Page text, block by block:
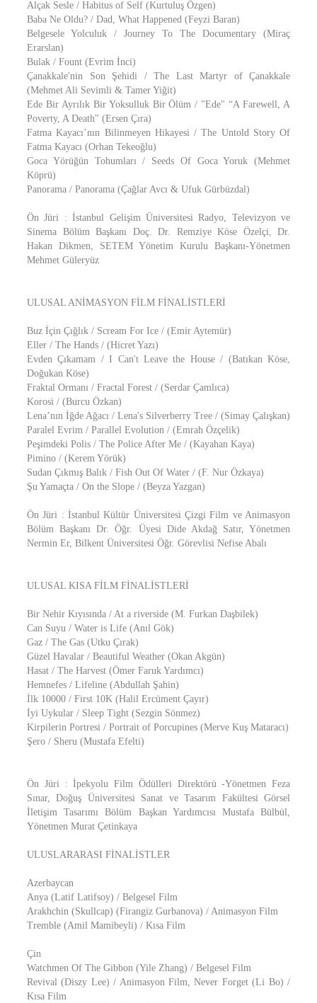
Alçak Sesle / Habitus of Self (Kurtuluş Özgen)
Baba Ne Oldu? / Dad, What Happened (Feyzi Baran)
Belgesele Yolculuk / Journey To The Documentary (Miraç
Erarslan)
Bulak / Fount (Evrim İnci)
Çanakkale'nin Son Şehidi / The Last Martyr of Çanakkale
(Mehmet Ali Sevimli & Tamer Yiğit)
Ede Bir Ayrılık Bir Yoksulluk Bir Ölüm / "Ede" “A Farewell, A
Poverty, A Death" (Ersen Çıra)
Fatma Kayacı’nın Bilinmeyen Hikayesi / The Untold Story Of
Fatma Kayacı (Orhan Tekeoğlu)
Goca Yörüğün Tohumları / Seeds Of Goca Yoruk (Mehmet
Köprü)
Panorama / Panorama (Çağlar Avcı & Ufuk Gürbüzdal)
Ön Jüri : İstanbul Gelişim Üniversitesi Radyo, Televizyon ve
Sinema Bölüm Başkanı Doç. Dr. Remziye Köse Özelçi, Dr.
Hakan Dikmen, SETEM Yönetim Kurulu Başkanı-Yönetmen
Mehmet Güleryüz
ULUSAL ANİMASYON FİLM FİNALİSTLERİ
Buz İçin Çığlık / Scream For Ice / (Emir Aytemür)
Eller / The Hands / (Hicret Yazı)
Evden Çıkamam / I Can't Leave the House / (Batıkan Köse,
Doğukan Köse)
Fraktal Ormanı / Fractal Forest / (Serdar Çamlıca)
Korosi / (Burcu Özkan)
Lena’nın İğde Ağacı / Lena's Silverberry Tree / (Simay Çalışkan)
Paralel Evrim / Parallel Evolution / (Emrah Özçelik)
Peşimdeki Polis / The Police After Me / (Kayahan Kaya)
Pimino / (Kerem Yörük)
Sudan Çıkmış Balık / Fish Out Of Water / (F. Nur Özkaya)
Şu Yamaçta / On the Slope / (Beyza Yazgan)
Ön Jüri : İstanbul Kültür Üniversitesi Çizgi Film ve Animasyon
Bölüm Başkanı Dr. Öğr. Üyesi Dide Akdağ Satır, Yönetmen
Nermin Er, Bilkent Üniversitesi Öğr. Görevlisi Nefise Abalı
ULUSAL KISA FİLM FİNALİSTLERİ
Bir Nehir Kıyısında / At a riverside (M. Furkan Daşbilek)
Can Suyu / Water is Life (Anıl Gök)
Gaz / The Gas (Utku Çırak)
Güzel Havalar / Beautiful Weather (Okan Akgün)
Hasat / The Harvest (Ömer Faruk Yardımcı)
Hemnefes / Lifeline (Abdullah Şahin)
İlk 10000 / First 10K (Halil Ercüment Çayır)
İyi Uykular / Sleep Tight (Sezgin Sönmez)
Kirpilerin Portresi / Portrait of Porcupines (Merve Kuş Mataracı)
Şero / Sheru (Mustafa Efelti)
Ön Jüri : İpekyolu Film Ödülleri Direktörü -Yönetmen Feza
Sınar, Doğuş Üniversitesi Sanat ve Tasarım Fakültesi Görsel
İletişim Tasarımı Bölüm Başkan Yardımcısı Mustafa Bülbül,
Yönetmen Murat Çetinkaya
ULUSLARARASI FİNALİSTLER
Azerbaycan
Anya (Latif Latifsoy) / Belgesel Film
Arakhchin (Skullcap) (Firangiz Gurbanova) / Animasyon Film
Tremble (Amil Mamibeyli) / Kısa Film
Çin
Watchmen Of The Gibbon (Yile Zhang) / Belgesel Film
Revival (Diszy Lee) / Animasyon Film, Never Forget (Li Bo) /
Kısa Film